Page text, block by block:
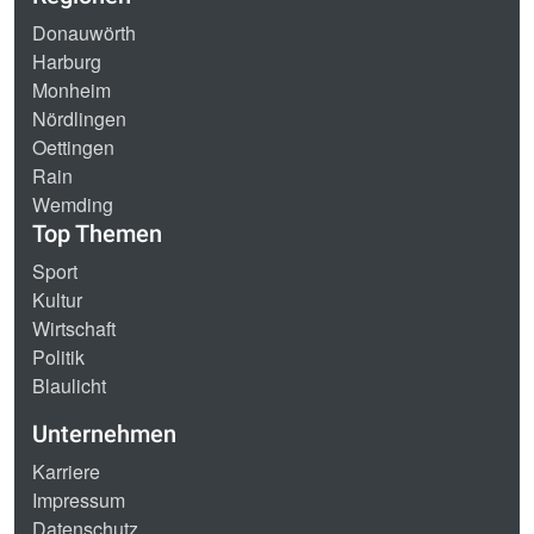
Donauwörth
Harburg
Monheim
Nördlingen
Oettingen
Rain
Wemding
Top Themen
Sport
Kultur
Wirtschaft
Politik
Blaulicht
Unternehmen
Karriere
Impressum